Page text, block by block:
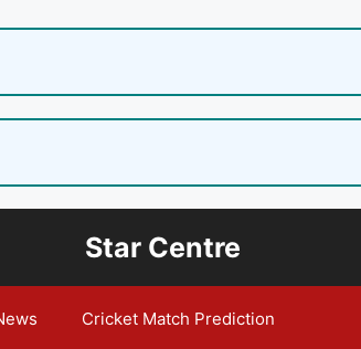
Star Centre
Cricket Match Prediction